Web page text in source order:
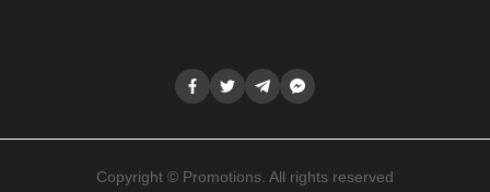
Copyright © Promotions. All rights reserved